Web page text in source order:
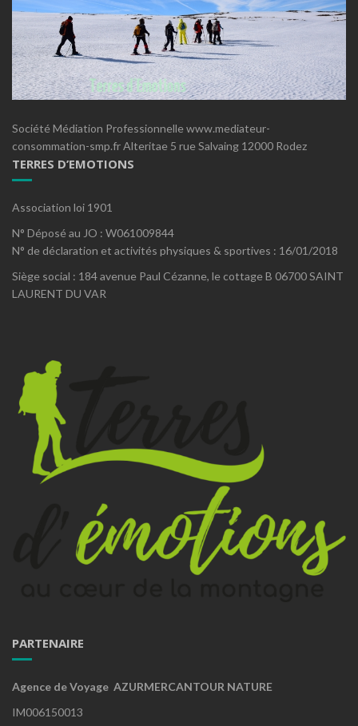
Société Médiation Professionnelle www.mediateur-
consommation-smp.fr Alteritae 5 rue Salvaing 12000 Rodez
TERRES D’EMOTIONS
Association loi 1901
N° Déposé au JO : W061009844
N° de déclaration et activités physiques & sportives : 16/01/2018
Siège social : 184 avenue Paul Cézanne, le cottage B 06700 SAINT
LAURENT DU VAR
PARTENAIRE
Agence de Voyage AZURMERCANTOUR NATURE
IM006150013